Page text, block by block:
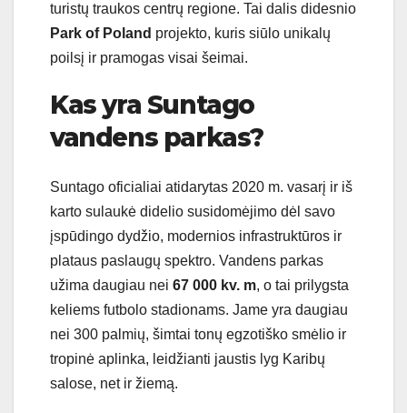
turistų traukos centrų regione. Tai dalis didesnio
Park of Poland projekto, kuris siūlo unikalų
poilsį ir pramogas visai šeimai.
Kas yra Suntago
vandens parkas?
Suntago oficialiai atidarytas 2020 m. vasarį ir iš
karto sulaukė didelio susidomėjimo dėl savo
įspūdingo dydžio, modernios infrastruktūros ir
plataus paslaugų spektro. Vandens parkas
užima daugiau nei 67 000 kv. m, o tai prilygsta
keliems futbolo stadionams. Jame yra daugiau
nei 300 palmių, šimtai tonų egzotiško smėlio ir
tropinė aplinka, leidžianti jaustis lyg Karibų
salose, net ir žiemą.